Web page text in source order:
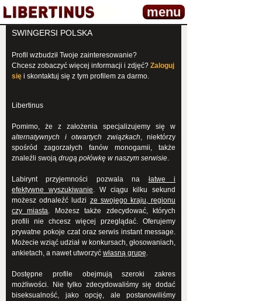
menu
SWINGERSI POLSKA
Profil wzbudził Twoje zainteresowanie?
Chcesz zobaczyć więcej informacji i zdjęć? Zaloguj
się i skontaktuj się z tym profilem za darmo.
Libertinus
Pomimo, że z założenia specjalizujemy się w
alternatywnych i otwartych związkach, niektórzy
spośród zagorzałych fanów monogamii, także
znaleźli swoją drugą połówkę w naszym serwisie.
Labirynt przyjemności pozwala na łatwe i
efektywne wyszukiwanie. W ciągu kilku sekund
możesz odnaleźć ludzi ze swojego kraju, regionu
czy miasta. Możesz także zdecydować, których
profili nie chcesz więcej przeglądać. Oferujemy
prywatne pokoje czat oraz serwis instant message.
Możecie wziąć udział w konkursach, głosowaniach,
ankietach, a nawet utworzyć własną grupę.
Dostępne profile obejmują szeroki zakres
możliwości. Nie tylko zdecydowaliśmy się dodać
biseksualność, jako opcję, ale postanowiliśmy